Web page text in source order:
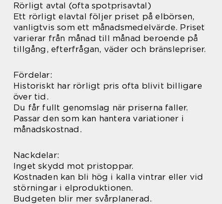
Rörligt avtal (ofta spotprisavtal)
Ett rörligt elavtal följer priset på elbörsen,
vanligtvis som ett månadsmedelvärde. Priset
varierar från månad till månad beroende på
tillgång, efterfrågan, väder och bränslepriser.
Fördelar:
Historiskt har rörligt pris ofta blivit billigare
över tid.
Du får fullt genomslag när priserna faller.
Passar den som kan hantera variationer i
månadskostnad.
Nackdelar:
Inget skydd mot pristoppar.
Kostnaden kan bli hög i kalla vintrar eller vid
störningar i elproduktionen.
Budgeten blir mer svårplanerad.